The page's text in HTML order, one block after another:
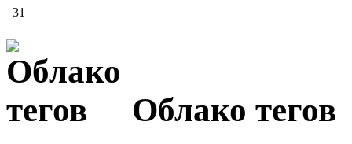
31
Облако тегов